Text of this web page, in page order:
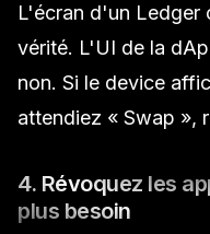
L'écran d'un Ledger
vérité. L'UI de la
non. Si le device
attendiez « Swap »,
4. Révoquez les
plus besoin